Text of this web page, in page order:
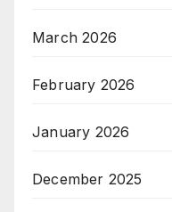
March 2026
February 2026
January 2026
December 2025